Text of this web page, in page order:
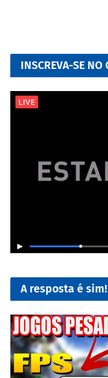
INSCREVA-SE NO
A resposta é